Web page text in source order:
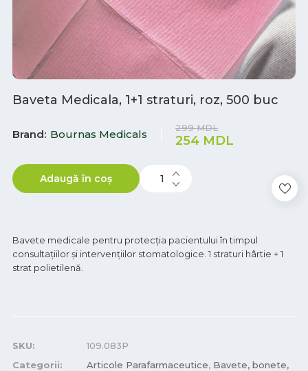
Baveta Medicala, 1+1 straturi, roz, 500 buc
Brand Bournas Medicals 299MDL
254 MDL
Adaugă în coș
Bavete medicale pentru protecția pacientului în timpul
consultațiilor și intervențiilor stomatologice. 1 straturi hârtie + 1
strat polietilenă.
SKU:
109.083P
Categorii:
Articole Parafarmaceutice, Bavete, bonete,